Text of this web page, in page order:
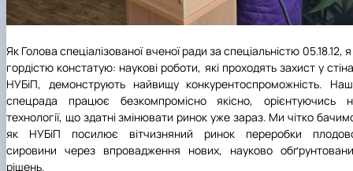
Як Голова спеціалізованої вченої ради за спеціальністю 05.18.12,
гордістю констатую: наукові роботи, які проходять захист у
НУБіП, демонструють найвищу конкурентоспроможність.
спецрада працює безкомпромісно якісно, орієнтуючись
технології, що здатні змінювати ринок уже зараз. Ми чітко
як НУБіП посилює вітчизняний ринок переробки
сировини через впровадження нових, науково
рішень.